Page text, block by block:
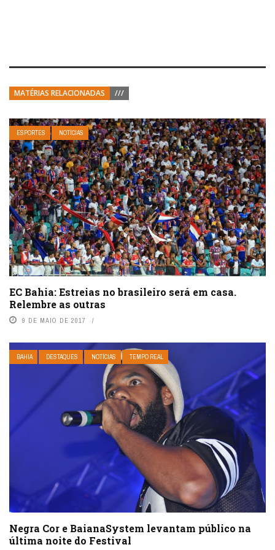
MATÉRIAS RELACIONADAS ///
ESPORTES NOTÍCIAS
EC Bahia: Estreias no brasileiro será em casa.
Relembre as outras
9 DE MAIO DE 2017
BAHIA DESTAQUES NOTÍCIAS TEMPO REAL
Negra Cor e BaianaSystem levantam público na
última noite do Festival